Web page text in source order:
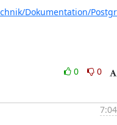
Dokumentation/
0
0